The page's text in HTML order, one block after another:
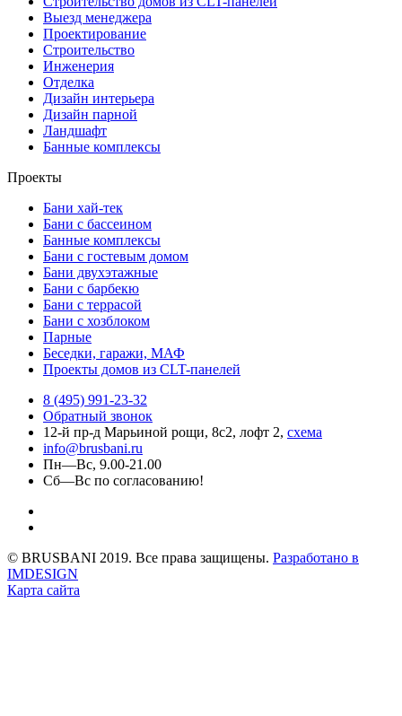
Выезд менеджера
Проектирование
Строительство
Инженерия
Отделка
Дизайн интерьера
Дизайн парной
Ландшафт
Банные комплексы
Проекты
Бани хай-тек
Бани с бассеином
Банные комплексы
Бани с гостевым домом
Бани двухэтажные
Бани с барбекю
Бани с террасой
Бани с хозблоком
Парные
Беседки, гаражи, МАФ
Проекты домов из CLT-панелей
8 (495) 991-23-32
Обратный звонок
12-й пр-д Марьиной рощи, 8с2, лофт 2, схема
info@brusbani.ru
Пн—Вс, 9.00-21.00
Сб—Вс по согласованию!
© BRUSBANI 2019. Все права защищены. Разработано в
IMDESIGN
Карта сайта